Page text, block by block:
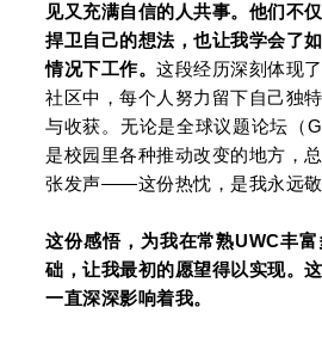
见又充满自信的人共事。他们不
捍卫自己的想法，也让我学会了
情况下工作。 这段经历深刻体现
社区中，每个人努力留下自己独
与收获。无论是全球议题论坛（
是校园里各种推动改变的地方，
张发声——这份热忱，是我永远敬
这份感悟，为我在常熟UWC丰
础，让我最初的愿望得以实现。
一直深深影响着我。